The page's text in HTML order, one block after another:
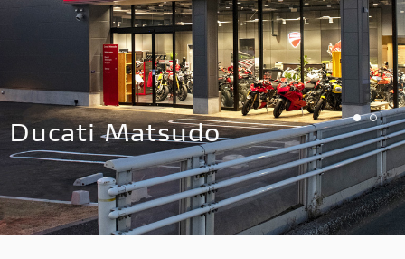
イベント
店舗案内
来店予約
FACEBOOK
INSTAGRAM
Ducati Matsudo